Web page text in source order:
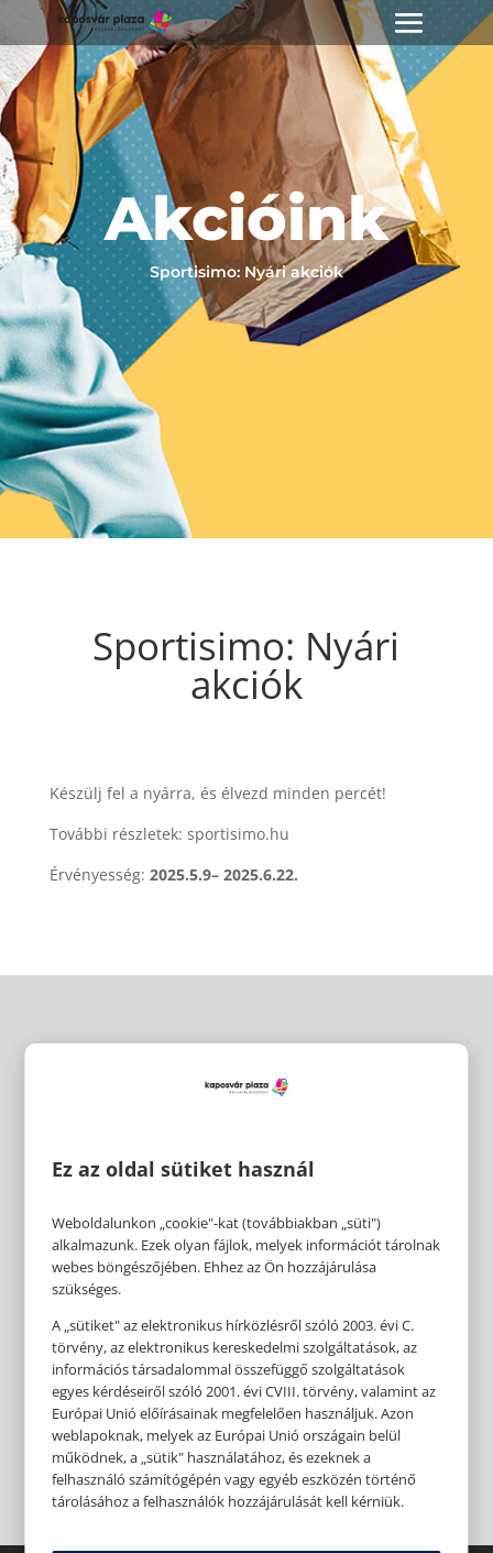
Akcióink
Sportisimo: Nyári akciók
Sportisimo: Nyári
akciók
Készülj fel a nyárra, és élvezd minden percét!
További részletek: sportisimo.hu
Érvényesség: 2025.5.9– 2025.6.22.
Ez az oldal sütiket használ
Weboldalunkon „cookie"-kat (továbbiakban „süti")
alkalmazunk. Ezek olyan fájlok, melyek információt tárolnak
webes böngészőjében. Ehhez az Ön hozzájárulása
szükséges.
A „sütiket" az elektronikus hírközlésről szóló 2003. évi C.
törvény, az elektronikus kereskedelmi szolgáltatások, az
információs társadalommal összefüggő szolgáltatások
egyes kérdéseiről szóló 2001. évi CVIII. törvény, valamint az
Európai Unió előírásainak megfelelően használjuk. Azon
weblapoknak, melyek az Európai Unió országain belül
működnek, a „sütik" használatához, és ezeknek a
felhasználó számítógépén vagy egyéb eszközén történő
tárolásához a felhasználók hozzájárulását kell kérniük.